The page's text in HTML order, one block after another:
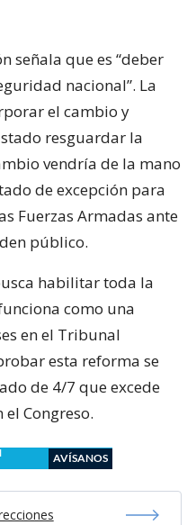
señala que es “deber
nacional”. La
el cambio y
resguardar la
vendría de la mano
de excepción para
Fuerzas Armadas ante
público.
habilitar toda la
como una
en el Tribunal
esta reforma se
de 4/7 que excede
Congreso.
AVÍSANOS